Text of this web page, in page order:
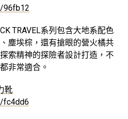
96fb12
TRAVEL系列包含大地系配色
塵埃棕，還有搶眼的營火橘共
索精神的探險者設計打造，不
非常適合。
靴
fc4dd6